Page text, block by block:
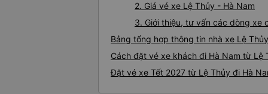
2. Giá vé xe Lệ Thủy - Hà Nam
3. Giới thiệu, tư vấn các dòng xe
Bảng tổng hợp thông tin nhà xe Lệ
Cách đặt vé xe khách đi Hà Nam từ Lệ
Đặt vé xe Tết 2027 từ Lệ Thủy đi Hà